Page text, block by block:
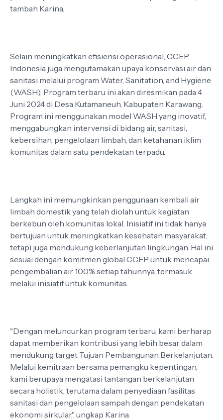
tambah Karina.
Selain meningkatkan efisiensi operasional, CCEP
Indonesia juga mengutamakan upaya konservasi air dan
sanitasi melalui program Water, Sanitation, and Hygiene
(WASH). Program terbaru ini akan diresmikan pada 4
Juni 2024 di Desa Kutamaneuh, Kabupaten Karawang.
Program ini menggunakan model WASH yang inovatif,
menggabungkan intervensi di bidang air, sanitasi,
kebersihan, pengelolaan limbah, dan ketahanan iklim
komunitas dalam satu pendekatan terpadu.
Langkah ini memungkinkan penggunaan kembali air
limbah domestik yang telah diolah untuk kegiatan
berkebun oleh komunitas lokal. Inisiatif ini tidak hanya
bertujuan untuk meningkatkan kesehatan masyarakat,
tetapi juga mendukung keberlanjutan lingkungan. Hal ini
sesuai dengan komitmen global CCEP untuk mencapai
pengembalian air 100% setiap tahunnya, termasuk
melalui inisiatif untuk komunitas.
"Dengan meluncurkan program terbaru, kami berharap
dapat memberikan kontribusi yang lebih besar dalam
mendukung target Tujuan Pembangunan Berkelanjutan.
Melalui kemitraan bersama pemangku kepentingan,
kami berupaya mengatasi tantangan berkelanjutan
secara holistik, terutama dalam penyediaan fasilitas
sanitasi dan pengelolaan sampah dengan pendekatan
ekonomi sirkular," ungkap Karina.